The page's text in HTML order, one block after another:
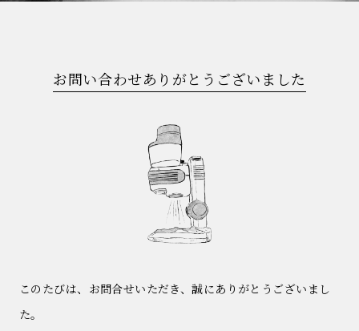
お問い合わせありがとうございました
このたびは、お問合せいただき、誠にありがとうございまし
た。